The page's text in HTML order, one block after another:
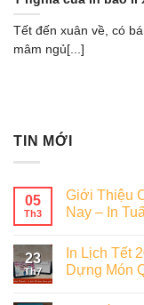
Tết đến xuân về, có
mâm ngủ[...]
TIN MỚI
05
Th3
Giới Thiệu
Nay – In
23
Th7
In Lịch Tết
Dựng Món